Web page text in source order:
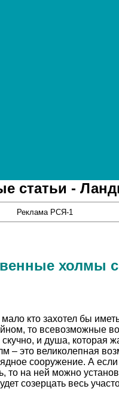
статьи -
Реклама РСЯ-1
холмы
кто захотел бы
то всевозможные
и душа, которая
– это великолепная
сооружение. А
на ней можно
созерцать весь